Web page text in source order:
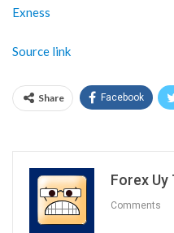
Exness
Source link
Share Facebook
Forex Uy
Comments